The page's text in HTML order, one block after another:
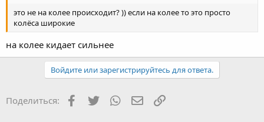
это не на колее происходит? )) если на колее то это просто
колёса широкие
на колее кидает сильнее
Войдите или зарегистрируйтесь для ответа.
Поделиться: Facebook
TwitterWhatsAppЭлектронная почта
Ссылка